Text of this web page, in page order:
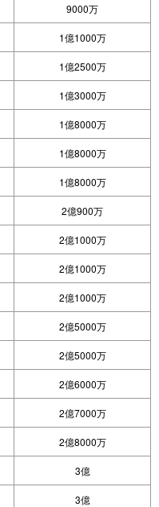
9000万
1億1000万
1億2500万
1億3000万
1億8000万
1億8000万
1億8000万
2億900万
2億1000万
2億1000万
2億1000万
2億5000万
2億5000万
2億6000万
2億7000万
2億8000万
3億
3億